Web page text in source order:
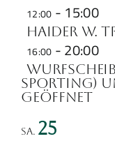
Verein
12:00 - 15:00
Haider W.
16:00 -20:00
Sporting)
geöffnet
Sa. 25